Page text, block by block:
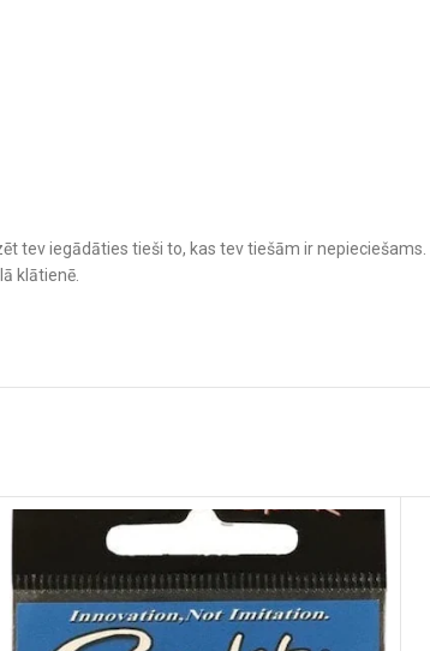
tev iegādāties tieši to, kas tev tiešām ir nepieciešams.
klātienē.